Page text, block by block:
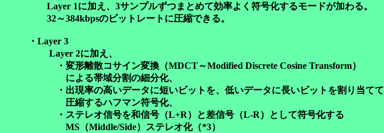
Layer 1に加え、3サンプルずつまとめて効率よく符号化するモードが加わる。
32～384kbpsのビットレートに圧縮できる。
・Layer 3
Layer 2に加え、
・変形離散コサイン変換（MDCT～Modified Discrete Cosine Transform）
による帯域分割の細分化、
・出現率の高いデータに短いビットを、低いデータに長いビットを割り当てて
圧縮するハフマン符号化、
・ステレオ信号を和信号（L+R）と差信号（L-R）として符号化する
MS（Middle/Side）ステレオ化（*3）